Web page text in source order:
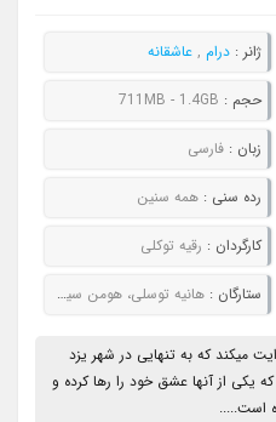
ژانر : درام , عاشقانه
حجم : 711MB - 1.4GB
زبان : فارسی
رده سنی : همه سنین
کارگردان : رقیه توکلی
ستارگان : هانیه توسلی، هومن سیدی، نازنین بیاتی، ملیسا ذاکری
میکند که به تنهایی در شهر یزد
یکی از آنها عشق خود را رها کرده و
است.....